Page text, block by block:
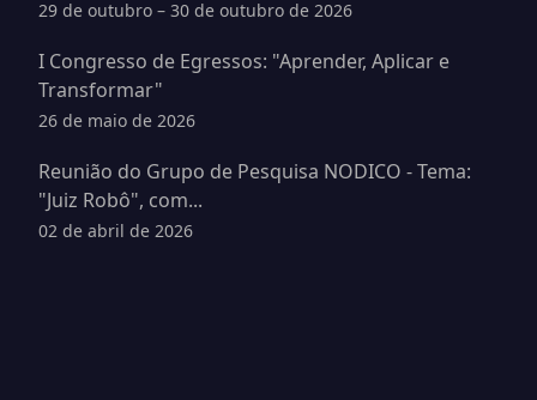
29 de outubro – 30 de outubro de 2026
I Congresso de Egressos: "Aprender, Aplicar e
Transformar"
26 de maio de 2026
Reunião do Grupo de Pesquisa NODICO - Tema:
"Juiz Robô", com...
02 de abril de 2026